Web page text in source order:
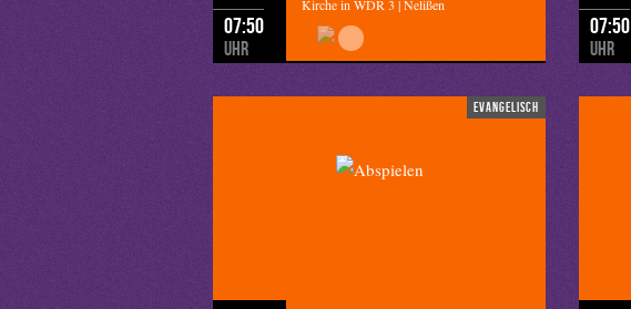
07:50
Uhr
Kirche in WDR 3 | Nelißen
07:50
Uhr
evangelisch